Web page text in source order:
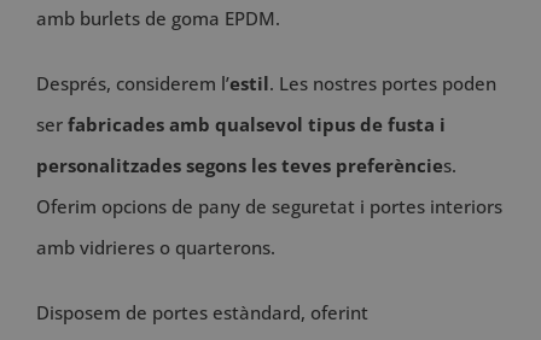
amb burlets de goma EPDM.
Després, considerem l’estil. Les nostres portes poden
ser fabricades amb qualsevol tipus de fusta i
personalitzades segons les teves preferències.
Oferim opcions de pany de seguretat i portes interiors
amb vidrieres o quarterons.
Disposem de portes estàndard, oferint